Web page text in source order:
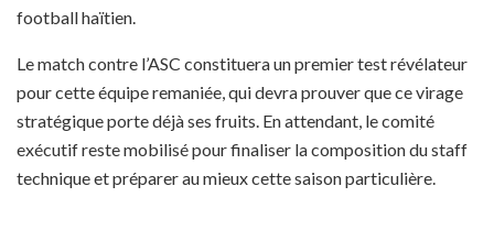
football haïtien.
Le match contre l’ASC constituera un premier test révélateur
pour cette équipe remaniée, qui devra prouver que ce virage
stratégique porte déjà ses fruits. En attendant, le comité
exécutif reste mobilisé pour finaliser la composition du staff
technique et préparer au mieux cette saison particulière.